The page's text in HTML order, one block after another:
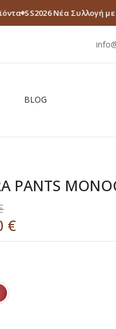
SS2026 Νέα Συλλογή
BLOG
PANTS
€